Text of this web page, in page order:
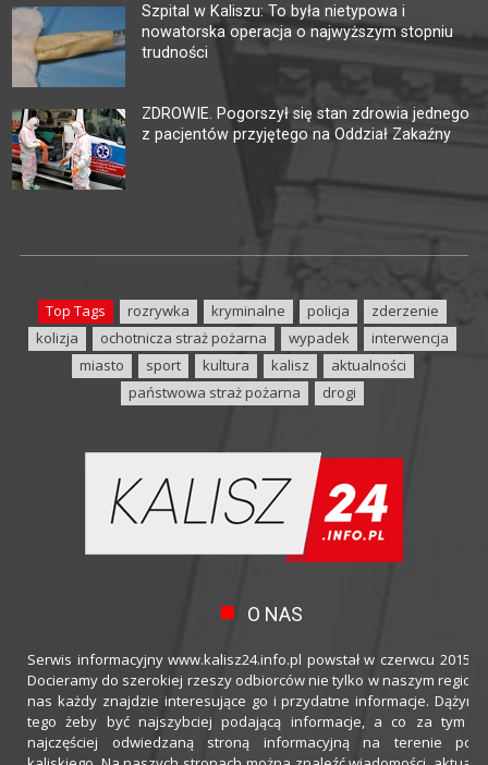
Szpital w Kaliszu: To była nietypowa i
nowatorska operacja o najwyższym stopniu
trudności
ZDROWIE. Pogorszył się stan zdrowia jednego
z pacjentów przyjętego na Oddział Zakaźny
Top Tags rozrywka kryminalne policja
zderzenie
kolizja
ochotnicza straż pożarna wypadek
interwencja
miasto
sport kultura kalisz
aktualności
państwowa straż pożarna
drogi
O NAS
Serwis informacyjny www.kalisz24.info.pl powstał w czerwcu 2015
Docieramy do szerokiej rzeszy odbiorców nie tylko w naszym
nas każdy znajdzie interesujące go i przydatne informacje.
tego żeby być najszybciej podającą informacje, a co za tym
najczęściej odwiedzaną stroną informacyjną na terenie